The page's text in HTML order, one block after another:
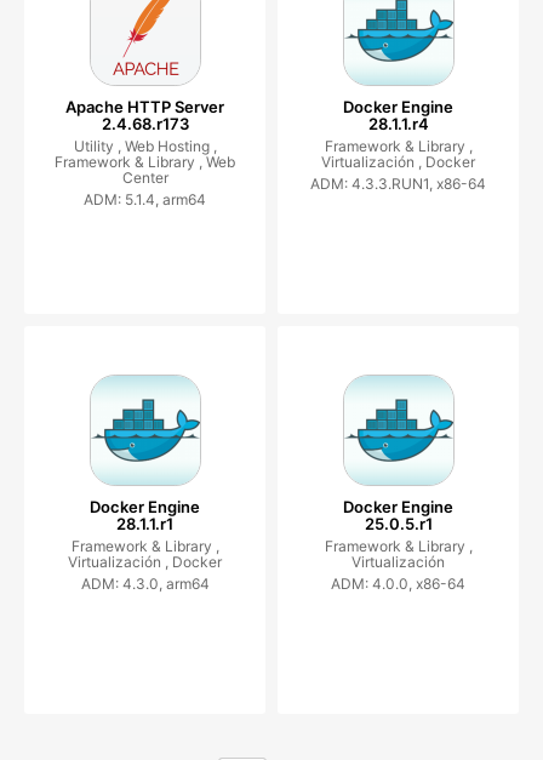
Apache HTTP Server
2.4.68.r173
Utility , Web Hosting ,
Framework & Library ,Web
Center
ADM: 5.1.4, arm64
Docker Engine
28.1.1.r4
Framework & Library ,
Virtualización , Docker
ADM: 4.3.3.RUN1, x86-64
Docker Engine
28.1.1.r1
Framework & Library ,
Virtualización , Docker
ADM: 4.3.0, arm64
Docker Engine
25.0.5.r1
Framework & Library ,
Virtualización
ADM: 4.0.0, x86-64